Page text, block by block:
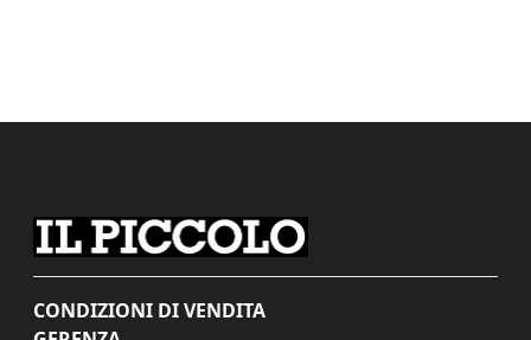
CONDIZIONI DI VENDITA